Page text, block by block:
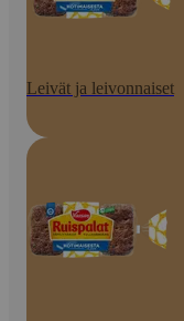
Leivät ja leivonnaiset